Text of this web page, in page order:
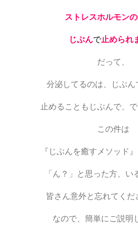
ストレスホルモン
じぶんで止められ
だって、
分泌してるのは、じぶん
止めることもじぶんで、で
この件は
『じぶんを癒すメソッド
「ん？」と思った方、い
皆さん意外と忘れてくだ
なので、簡単にご説明